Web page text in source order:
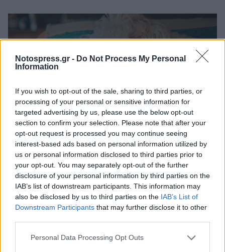
Notospress.gr - Do Not Process My Personal
Information
If you wish to opt-out of the sale, sharing to third parties, or
processing of your personal or sensitive information for
targeted advertising by us, please use the below opt-out
section to confirm your selection. Please note that after your
opt-out request is processed you may continue seeing
interest-based ads based on personal information utilized by
us or personal information disclosed to third parties prior to
your opt-out. You may separately opt-out of the further
disclosure of your personal information by third parties on the
IAB’s list of downstream participants. This information may
also be disclosed by us to third parties on the IAB’s List of
Downstream Participants that may further disclose it to other
Personal Data Processing Opt Outs
Είναι επίσης πιθανό το κατοικίδιο σας να πάσχει
από υπολειτουργία του θυροειδούς αδένα,
ασθένεια που δεν επιτρέπει την παραγωγή της
θυροειδούς ορμόνης που κάνει το δέρμα τους
από ξηροδερμία άλλα συμπτώματα μπορεί να